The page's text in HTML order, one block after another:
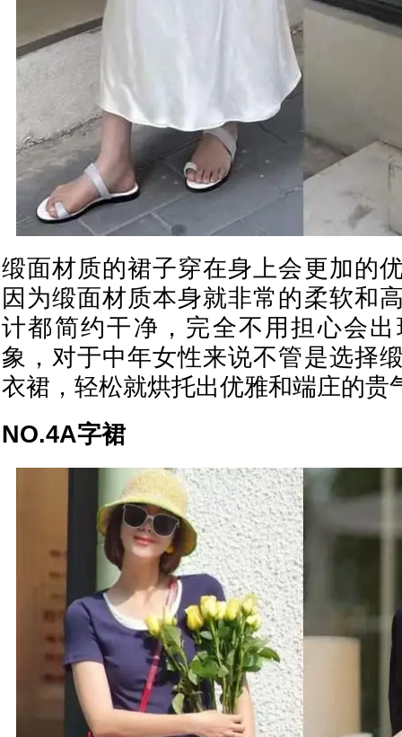
缎面材质的裙子穿在身上会更加的
因为缎面材质本身就非常的柔软和
计都简约干净，完全不用担心会
象，对于中年女性来说不管是选择
衣裙，轻松就烘托出优雅和端庄的贵
NO.4A字裙